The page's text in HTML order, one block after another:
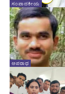
ಸಂಪಾದಕೀಯ
ಅಪರಾಧ